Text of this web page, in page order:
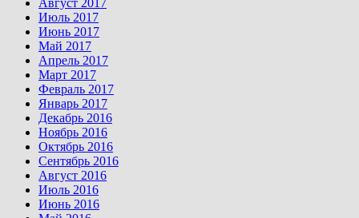
Август 2017
Июль 2017
Июнь 2017
Май 2017
Апрель 2017
Март 2017
Февраль 2017
Январь 2017
Декабрь 2016
Ноябрь 2016
Октябрь 2016
Сентябрь 2016
Август 2016
Июль 2016
Июнь 2016